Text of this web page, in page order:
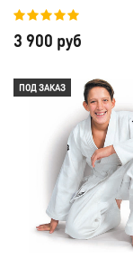
3 900 руб
ПОД ЗАКАЗ